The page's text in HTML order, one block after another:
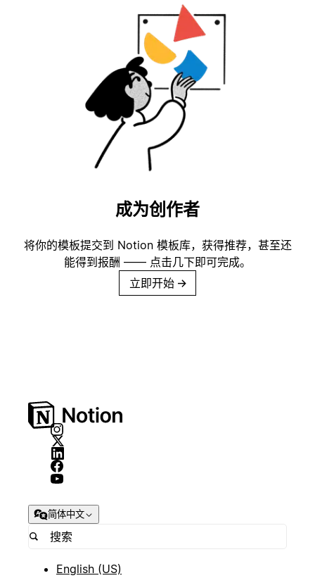
成为创作者
将你的模板提交到 Notion 模板库，获得推荐，甚至还
能得到报酬 —— 点击几下即可完成。
立即开始 →
简体中文
English (US)